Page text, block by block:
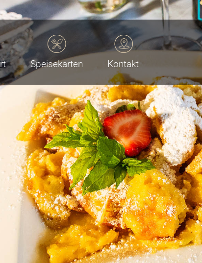
Speisekarten Kontakt